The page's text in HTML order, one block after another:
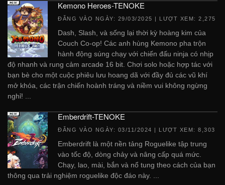
Kemono Heroes-TENOKE
ĐĂNG VÀO NGÀY: 29/03/2025 | LƯỢT XEM: 2,275
Dash, Slash, và sống lại thời kỳ hoàng kim của
Couch Co-op! Các anh hùng Kemono pha trộn
hành động súng chạy với chiến đấu ninja có nhịp
độ nhanh và rung cảm arcade 16 bit. Chơi solo hoặc hợp tác với
bạn bè cho một cuộc phiêu lưu hoang dã với đầy đủ các vũ khí
mở khóa, các trận chiến hoành tráng và niềm vui không ngừng
nghỉ! ...
Emberdrift-TENOKE
ĐĂNG VÀO NGÀY: 03/11/2024 | LƯỢT XEM: 8,303
Emberdrift là một nền tảng Roguelike tập trung
vào tốc độ, dòng chảy và nâng cấp quá mức.
Chạy, lao, mài, bắn và nổ tung theo cách của bạn
thông qua trải nghiệm roguelike độc ​​đáo này. ...